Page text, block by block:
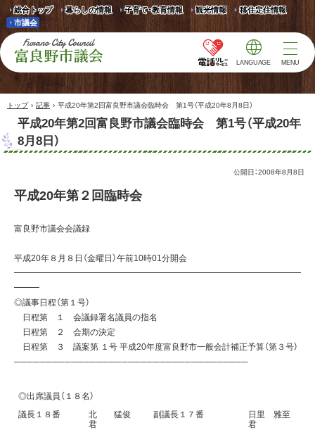
総合トップ 暮らしの情報 子育て・教育情報 観光情報
移住定住情報
市議会
富良野市議会 Furano
City Council
LANGUAGE MENU
トップ › 記事 › 平成20年第2回富良野市議会臨時会 第1号（平成20年8月8日）
平成20年第2回富良野市議会臨時会 第1号（平成20年
8月8日）
公開日：2008年8月8日
平成20年第２回臨時会
富良野市議会会議録
平成20年８月８日（金曜日）午前10時01分開会
━━━━━━━━━━━━━━━━━━━━━━━━━━━━━━━━━━
━━━
◎議事日程（第１号）
日程第 １ 会議録署名議員の指名
日程第 ２ 会期の決定
日程第 ３ 議案第 １号 平成20年度富良野市一般会計補正予算（第３号）
─────────────────────────────────────
◎出席議員（１８名）
議長１８番
北 猛俊
君
副議長１７番
日里 雅至
君